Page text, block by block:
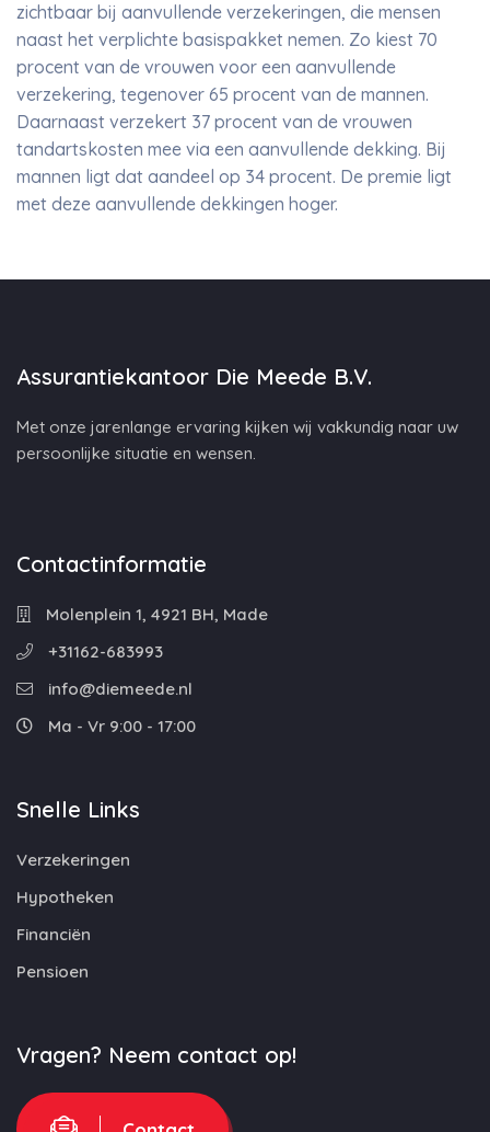
zichtbaar bij aanvullende verzekeringen, die mensen
naast het verplichte basispakket nemen. Zo kiest 70
procent van de vrouwen voor een aanvullende
verzekering, tegenover 65 procent van de mannen.
Daarnaast verzekert 37 procent van de vrouwen
tandartskosten mee via een aanvullende dekking. Bij
mannen ligt dat aandeel op 34 procent. De premie ligt
met deze aanvullende dekkingen hoger.
Assurantiekantoor Die Meede B.V.
Met onze jarenlange ervaring kijken wij vakkundig naar uw
persoonlijke situatie en wensen.
Contactinformatie
Molenplein 1, 4921 BH, Made
+31162-683993
info@diemeede.nl
Ma - Vr 9:00 - 17:00
Snelle Links
Verzekeringen
Hypotheken
Financiën
Pensioen
Vragen? Neem contact op!